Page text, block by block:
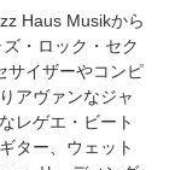
Haus Musikから
・ロック・セク
サイザーやコンピ
アヴァンなジャ
レゲエ・ビート
ター、ウェット